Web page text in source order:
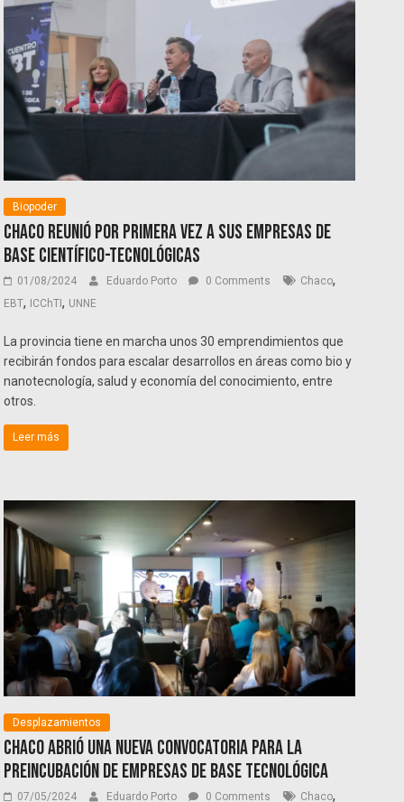
Biopoder
Chaco reunió por primera vez a sus empresas de
base científico-tecnológicas
01/08/2024 Eduardo Porto 0 Comments Chaco,
EBT, ICChTI, UNNE
La provincia tiene en marcha unos 30 emprendimientos que
recibirán fondos para escalar desarrollos en áreas como bio y
nanotecnología, salud y economía del conocimiento, entre
otros.
Leer más
Desplazamientos
Chaco abrió una nueva convocatoria para la
preincubación de empresas de base tecnológica
07/05/2024 Eduardo Porto 0 Comments Chaco,